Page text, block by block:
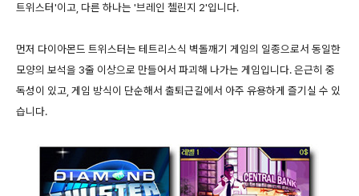
트위스터'이고, 다른 하나는 '브레인 첼린지 2'입니다.
먼저 다이아몬드 트위스터는 테트리스식 벽돌깨기 게임의 일종으로서 동일한
모양의 보석을 3줄 이상으로 만들어서 파괴해 나가는 게임입니다. 은근히 중
독성이 있고, 게임 방식이 단순해서 출퇴근길에서 아주 유용하게 즐기실 수 있
습니다.